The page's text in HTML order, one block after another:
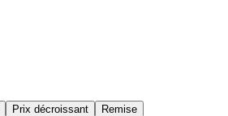
Prix décroissant Remise